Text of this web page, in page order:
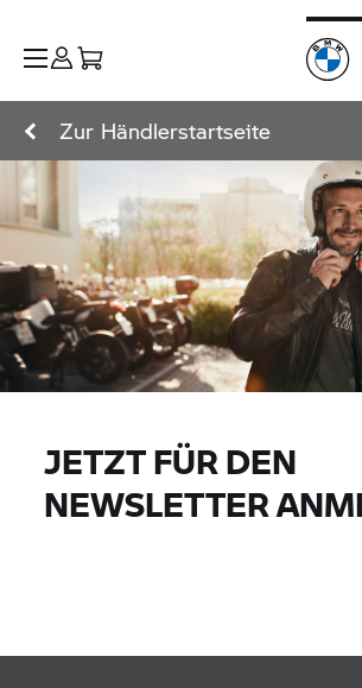
Zur Händlerstartseite
JETZT FÜR DEN
NEWSLETTER